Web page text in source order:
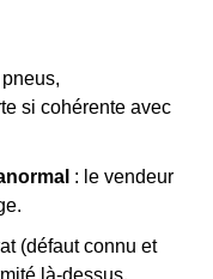
si cohérente avec
: le vendeur
(défaut connu et
là-dessus.